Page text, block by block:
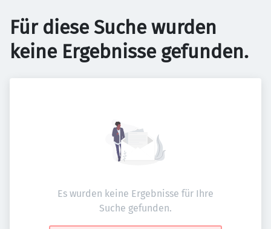
Für diese Suche wurden
keine Ergebnisse gefunden.
Es wurden keine Ergebnisse für Ihre
Suche gefunden.